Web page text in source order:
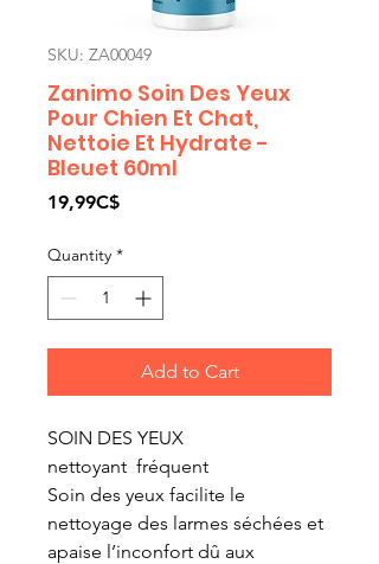
SKU: ZA00049
Zanimo Soin Des Yeux
Pour Chien Et Chat,
Nettoie Et Hydrate -
Bleuet 60ml
19,99C$Price
Quantity *
Add to Cart
SOIN DES YEUX
nettoyant fréquent
Soin des yeux facilite le
nettoyage des larmes séchées et
apaise l’inconfort dû aux